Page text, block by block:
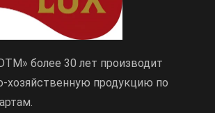
более 30 лет производит
хозяйственную продукцию по